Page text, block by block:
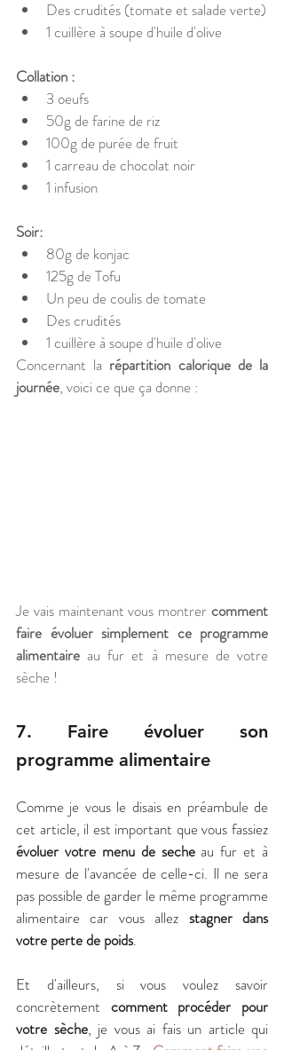
1 cuillère à soupe d'huile d'olive
Collation :
3 oeufs
50g de farine de riz
100g de purée de fruit
1 carreau de chocolat noir
1 infusion
Soir:
80g de konjac
125g de Tofu
Un peu de coulis de tomate
Des crudités
1 cuillère à soupe d'huile d'olive
Concernant la répartition calorique de la
journée, voici ce que ça donne :
Je vais maintenant vous montrer comment
faire évoluer simplement ce programme
alimentaire au fur et à mesure de votre
sèche !
7. Faire évoluer son
programme alimentaire
Comme je vous le disais en préambule de
évoluer votre menu de seche au fur et à
mesure de l'avancée de celle-ci. Il ne sera
pas possible de garder le même programme
alimentaire car vous allez stagner dans
votre perte de poids.
Et d'ailleurs, si vous voulez savoir
concrètement comment procéder pour
votre sèche, je vous ai fais un article qui